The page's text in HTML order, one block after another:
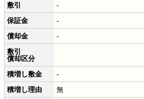
敷引
-
保証金
-
償却金
-
敷引
償却区分
積増し敷金
-
積増し理由
無